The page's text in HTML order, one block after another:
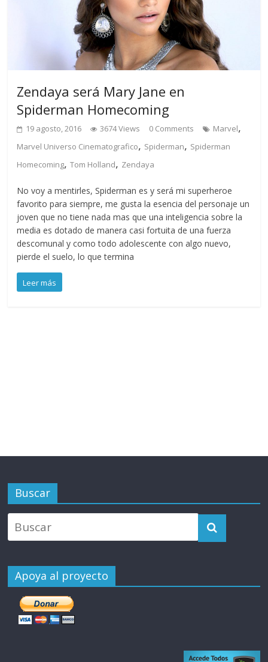
Zendaya será Mary Jane en
Spiderman Homecoming
19 agosto, 2016 3674 Views 0 Comments Marvel,
Marvel Universo Cinematografico, Spiderman, Spiderman
Homecoming,Tom Holland, Zendaya
No voy a mentirles, Spiderman es y será mi superheroe
favorito para siempre, me gusta la esencia del personaje un
joven que no tiene nada mas que una inteligencia sobre la
media es dotado de manera casi fortuita de una fuerza
descomunal y como todo adolescente con algo nuevo,
pierde el suelo, lo que termina
Leer más
Buscar
Apoya al proyecto